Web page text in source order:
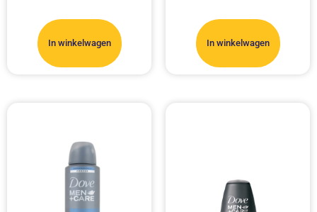
In winkelwagen In winkelwagen